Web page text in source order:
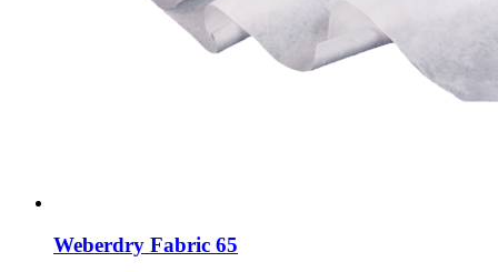
Weberdry Fabric 65